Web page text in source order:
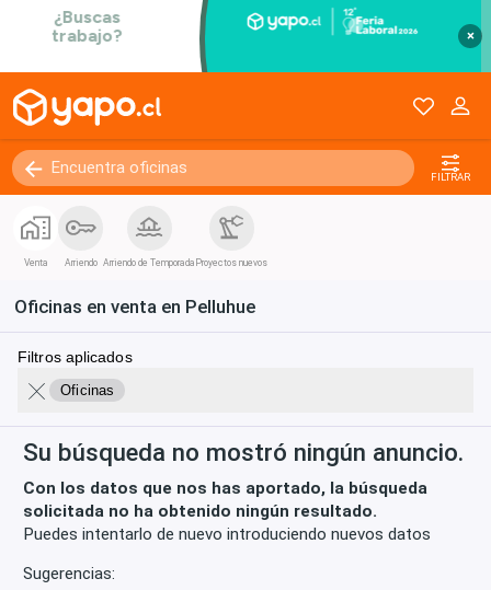
×
FILTRAR
Venta Arriendo Arriendo de Temporada Proyectos nuevos
Oficinas en venta en Pelluhue
Filtros aplicados
Oficinas
Su búsqueda no mostró ningún anuncio.
Con los datos que nos has aportado, la búsqueda
solicitada no ha obtenido ningún resultado.
Puedes intentarlo de nuevo introduciendo nuevos datos
Sugerencias: